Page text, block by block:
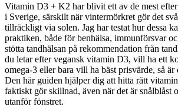
Vitamin D3 + K2 har blivit ett av de mest
i Sverige, särskilt när vintermörkret gör det
tillräckligt via solen. Jag har testat hur dessa
praktiken, både för benhälsa, immunförsvar
stötta tandhälsan på rekommendation från
du letar efter vegansk vitamin D3, vill ha ett
omega-3 eller bara vill ha bäst prisvärde, så är
Den här guiden hjälper dig att hitta rätt
faktiskt gör skillnad, även när det är snålblåst
utanför fönstret.